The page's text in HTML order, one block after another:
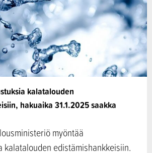
kalatalouden
hakuaika 31.1.2025 saakka
myöntää
kalatalouden edistämishankkeisiin.